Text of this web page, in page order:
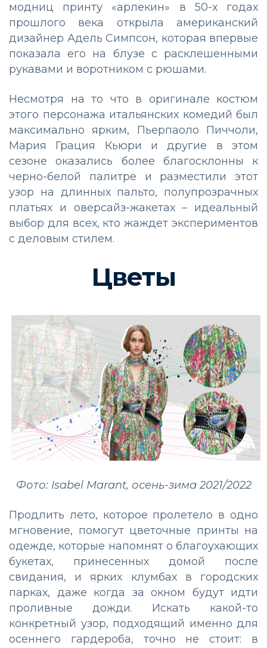
модниц принту «арлекин» в 50-х годах
прошлого века открыла американский
дизайнер Адель Симпсон, которая впервые
показала его на блузе с расклешенными
рукавами и воротником с рюшами.
Несмотря на то что в оригинале костюм
этого персонажа итальянских комедий был
максимально ярким, Пьерпаоло Пиччоли,
Мария Грация Кьюри и другие в этом
сезоне оказались более благосклонны к
черно-белой палитре и разместили этот
узор на длинных пальто, полупрозрачных
платьях и оверсайз-жакетах – идеальный
выбор для всех, кто жаждет экспериментов
с деловым стилем.
Цветы
Фото: Isabel Marant, осень-зима 2021/2022
Продлить лето, которое пролетело в одно
мгновение, помогут цветочные принты на
одежде, которые напомнят о благоухающих
букетах, принесенных домой после
свидания, и ярких клумбах в городских
парках, даже когда за окном будут идти
проливные дожди. Искать какой-то
конкретный узор, подходящий именно для
осеннего гардероба, точно не стоит: в